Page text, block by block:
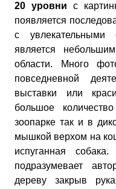
20 уровни с
появляется
с
является
области. Много
повседневной
выставки или
большое
зоопарке так и в
мышкой верхом на
испуганная
подразумевает
дереву закрыв